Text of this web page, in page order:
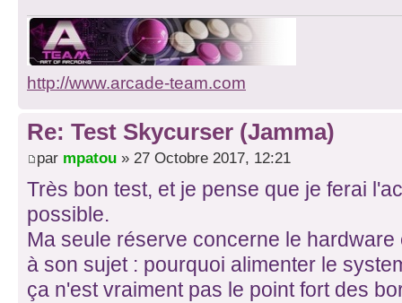
http://www.arcade-team.com
Re: Test Skycurser (Jamma)
par mpatou » 27 Octobre 2017, 12:21
Très bon test, et je pense que je ferai
possible.
Ma seule réserve concerne le
à son sujet : pourquoi alimenter le
ça n'est vraiment pas le point fort des